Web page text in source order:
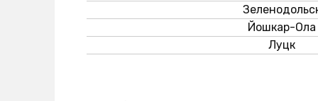
Йошкар-Ола
Луцк